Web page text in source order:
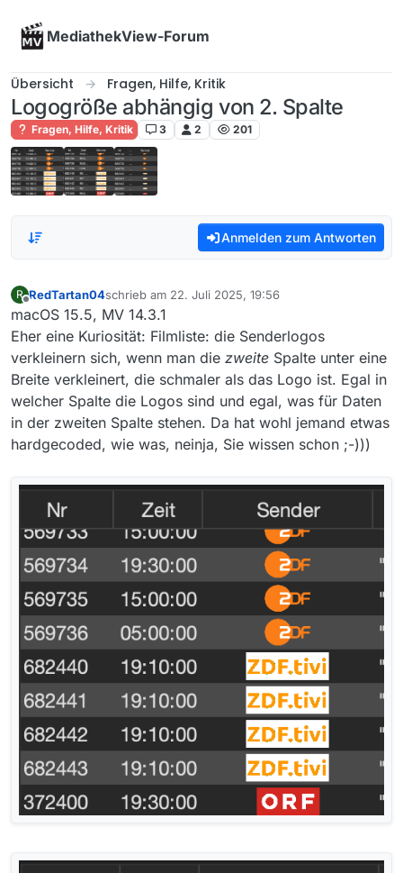
MediathekView-Forum
Übersicht Fragen, Hilfe, Kritik
Logogröße abhängig von 2. Spalte
Fragen, Hilfe, Kritik 3 2 201
Anmelden zum Antworten
R
Offline
RedTartan04schrieb am 22. Juli 2025, 19:56
zuletzt editiert von
macOS 15.5, MV 14.3.1
Eher eine Kuriosität: Filmliste: die Senderlogos
verkleinern sich, wenn man die zweite Spalte unter eine
Breite verkleinert, die schmaler als das Logo ist. Egal in
welcher Spalte die Logos sind und egal, was für Daten
in der zweiten Spalte stehen. Da hat wohl jemand etwas
hardgecoded, wie was, neinja, Sie wissen schon ;-)))